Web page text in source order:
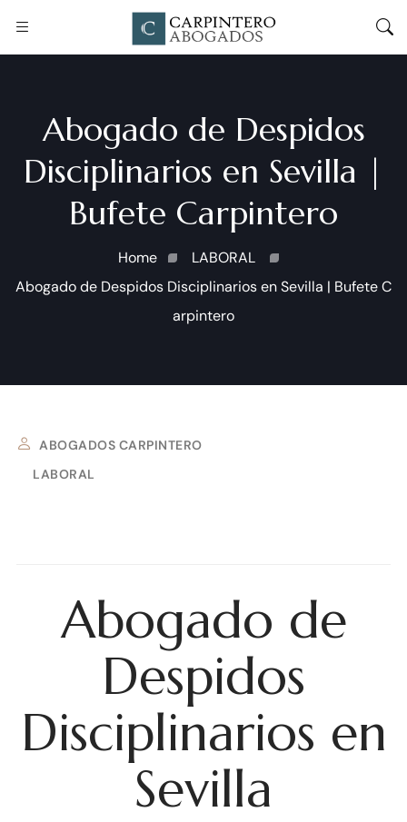
Abogado de Despidos
Disciplinarios en Sevilla |
Bufete Carpintero
Home
LABORAL
Abogado de Despidos Disciplinarios en Sevilla | Bufete C
arpintero
ABOGADOS CARPINTERO
LABORAL
Abogado de
Despidos
Disciplinarios en
Sevilla